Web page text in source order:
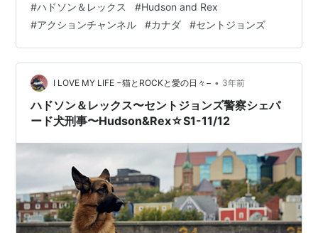
ことで頭がいっぱいになってました。 ２週間後には開幕
戦。ドッキドキですよ〜😱 初の地方球場、なんかすごい
田舎にあるので（ごめんなさい）到着時間から逆算した
電車、バスの時刻を調べたり、当日必要なものを買い揃
えたりと、まったく落ち着かない日々。 しかし、1月から
はローマ版REXロ…
#ハドソン＆レックス #Hudson and Rex
#アクションチャンネル #カナダ #セントジョンズ
I LOVE MY LIFE −猫とROCKと愛の日々− • 3年前
ハドソン＆レックス〜セントジョンズ警察シェパ
ード犬刑事〜Hudson&Rex☆S1-11/12